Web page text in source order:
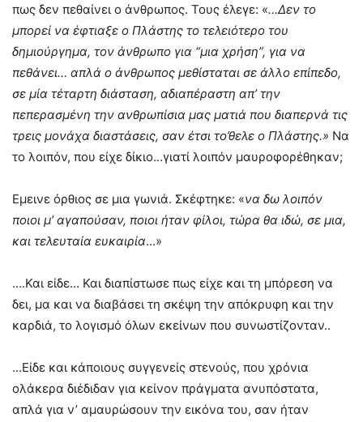
πως δεν πεθαίνει ο άνθρωπος. Τους έλεγε: «…Δεν το
μπορεί να έφτιαξε ο Πλάστης το τελειότερο του
δημιούργημα, τον άνθρωπο για “μια χρήση”, για να
πεθάνει… απλά ο άνθρωπος μεθίσταται σε άλλο επίπεδο,
σε μία τέταρτη διάσταση, αδιαπέραστη απ’ την
πεπερασμένη την ανθρωπίσια μας ματιά που διαπερνά τις
τρεις μονάχα διαστάσεις, σαν έτσι το’θελε ο Πλάστης.» Να
το λοιπόν, που είχε δίκιο…γιατί λοιπόν μαυροφορέθηκαν;
Εμεινε όρθιος σε μια γωνιά. Σκέφτηκε: «να δω λοιπόν
ποιοι μ’ αγαπούσαν, ποιοι ήταν φίλοι, τώρα θα ιδώ, σε μια,
και τελευταία ευκαιρία…»
….Και είδε… Και διαπίστωσε πως είχε και τη μπόρεση να
δει, μα και να διαβάσει τη σκέψη την απόκρυφη και την
καρδιά, το λογισμό όλων εκείνων που συνωστίζονταν..
…Είδε και κάποιους συγγενείς στενούς, που χρόνια
ολάκερα διέδιδαν για κείνον πράγματα ανυπόστατα,
απλά για ν’ αμαυρώσουν την εικόνα του, σαν ήταν